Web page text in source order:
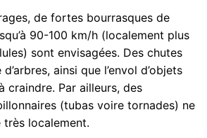
de fortes bourrasques de
90-100 km/h (localement plus
sont envisagées. Des chutes
ainsi que l’envol d’objets
craindre. Par ailleurs, des
(tubas voire tornades) ne
localement.